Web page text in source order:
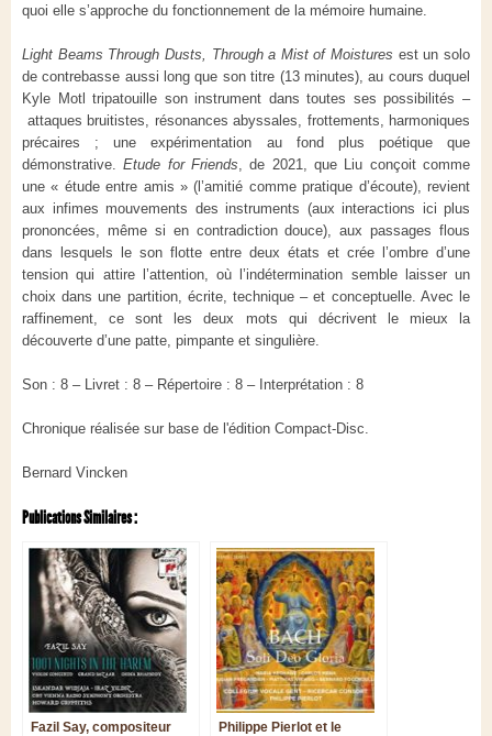
quoi elle s’approche du fonctionnement de la mémoire humaine.
Light Beams Through Dusts, Through a Mist of Moistures est un solo
de contrebasse aussi long que son titre (13 minutes), au cours duquel
Kyle Motl tripatouille son instrument dans toutes ses possibilités –
attaques bruitistes, résonances abyssales, frottements, harmoniques
précaires ; une expérimentation au fond plus poétique que
démonstrative.Etude for Friends , de 2021, que Liu conçoit comme
une « étude entre amis » (l’amitié comme pratique d’écoute), revient
aux infimes mouvements des instruments (aux interactions ici plus
prononcées, même si en contradiction douce), aux passages flous
dans lesquels le son flotte entre deux états et crée l’ombre d’une
tension qui attire l’attention, où l’indétermination semble laisser un
choix dans une partition, écrite, technique – et conceptuelle. Avec le
raffinement, ce sont les deux mots qui décrivent le mieux la
découverte d’une patte, pimpante et singulière.
Son : 8 – Livret : 8 – Répertoire : 8 – Interprétation : 8
Chronique réalisée sur base de l'édition Compact-Disc.
Bernard Vincken
Publications Similaires :
Fazil Say, compositeur
Philippe Pierlot et le